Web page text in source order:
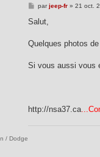
/ Dodge
M
s
g
parjeep-fr» 21 oct.
Salut,
Quelques photos
Si vous aussi vous
http://nsa37.ca